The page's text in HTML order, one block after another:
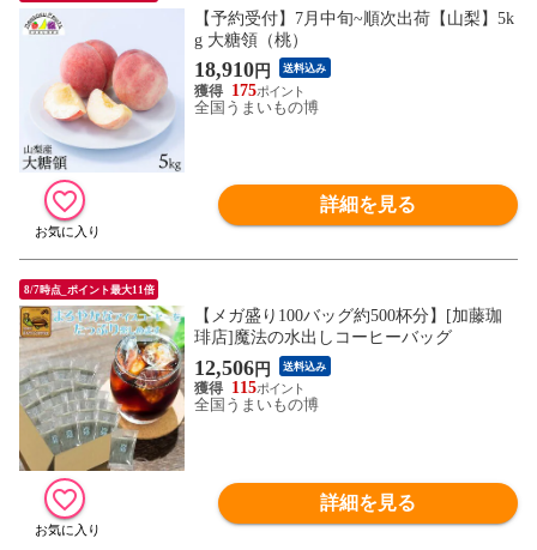
【予約受付】7月中旬~順次出荷【山梨】5k
g 大糖領（桃）
18,910円 送料込み
175
全国うまいもの博
詳細を見る
8/7時点_ポイント最大11倍
【メガ盛り100バッグ約500杯分】[加藤珈
琲店]魔法の水出しコーヒーバッグ
12,506円 送料込み
115
全国うまいもの博
詳細を見る